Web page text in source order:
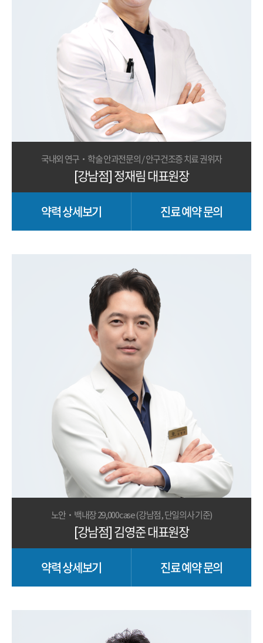
국내외 연구·학술 안과전문의 / 안구건조증 치료 권위자
[강남점] 정재림 대표원장
약력 상세보기 진료 예약 문의
노안·백내장 29,000case (강남점, 단일의사 기준)
[강남점] 김영준 대표원장
약력 상세보기 진료 예약 문의